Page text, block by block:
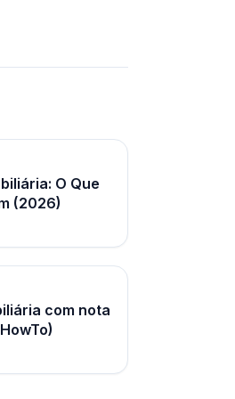
O Que
(2026)
com nota